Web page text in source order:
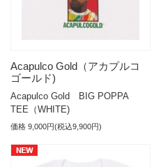
Acapulco Gold（アカプルコ
ゴールド)
Acapulco Gold BIG POPPA
TEE（WHITE)
価格 9,000円(税込9,900円)